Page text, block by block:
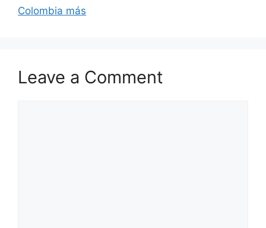
Colombia más
Leave a Comment